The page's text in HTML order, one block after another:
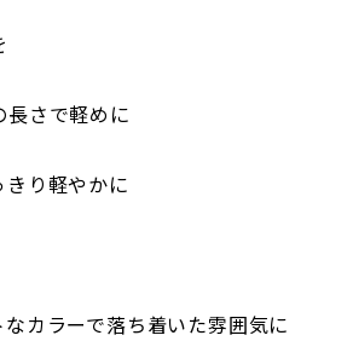
長さで軽めに
きり軽やかに
カラーで落ち着いた雰囲気に